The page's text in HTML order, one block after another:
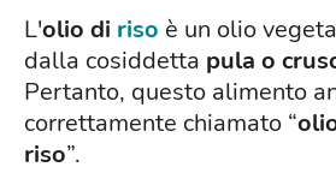
L'olio di riso è un olio
dalla cosiddetta pula o
Pertanto, questo alimento
correttamente chiamato “
riso”.